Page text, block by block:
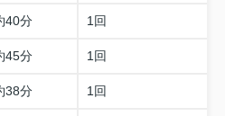
40分 1回
45分 1回
38分 1回